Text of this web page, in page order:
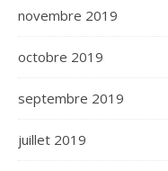
novembre 2019
octobre 2019
septembre 2019
juillet 2019